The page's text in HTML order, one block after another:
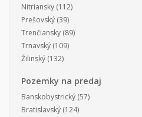
Nitriansky (112)
Prešovský (39)
Trenčiansky (89)
Trnavský (109)
Žilinský (132)
Pozemky na predaj
Banskobystrický (57)
Bratislavský (124)